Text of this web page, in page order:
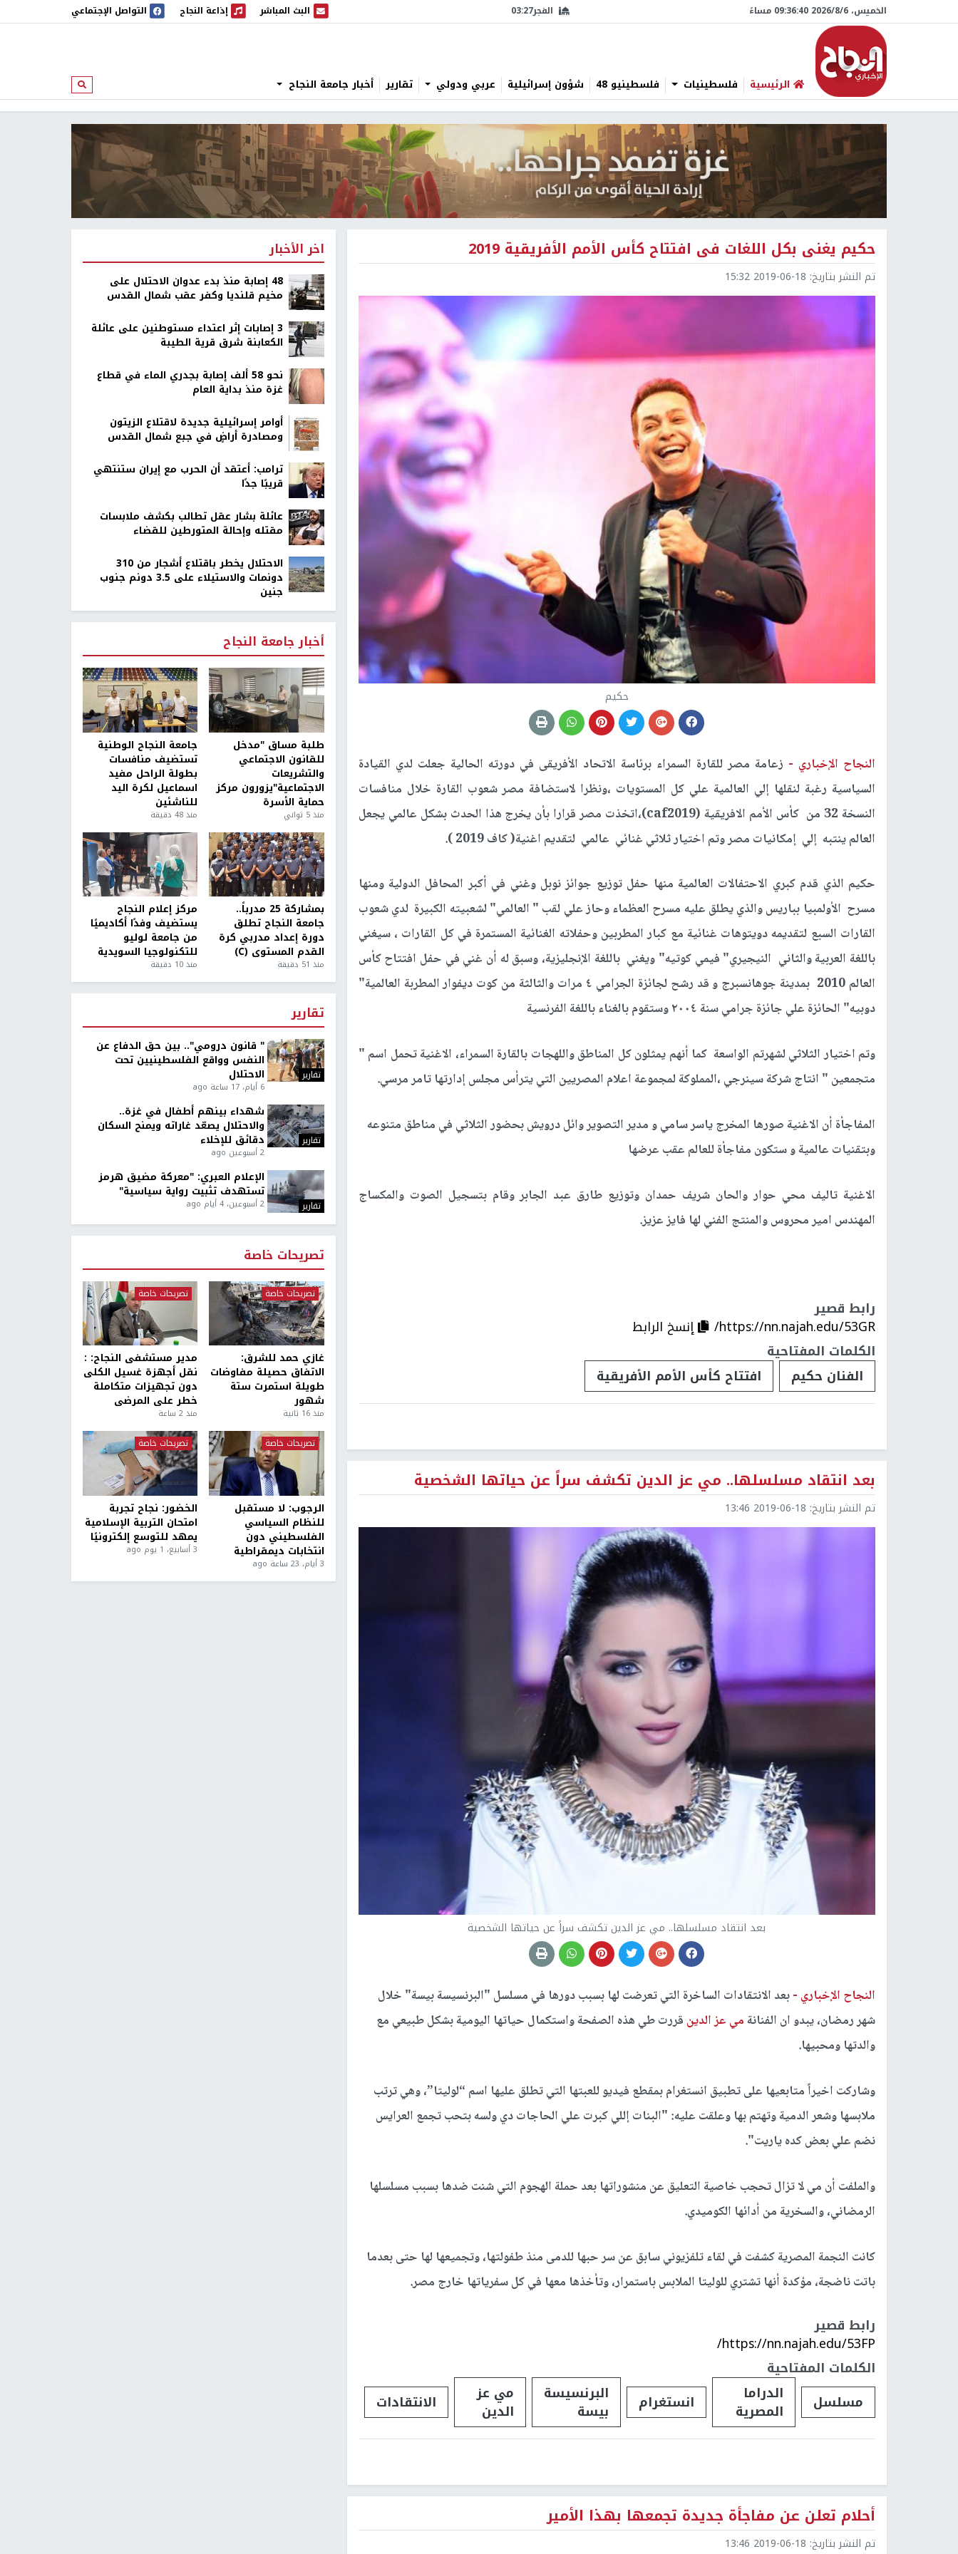
الخميس، 6/‏8/‏2026 09:36:42 مساءً الفجر03:27 البث المباشر
البث المباشر إذاعة النجاح
إذاعة النجاح التواصل الإجتماعي
الرئيسية فلسطينيات فلسطينيو 48 شؤون إسرائيلية عربي ودولي تقارير أخبار جامعة النجاح ابحث
حكيم يغنى بكل اللغات فى افتتاح كأس الأمم الأفريقية 2019
تم النشر بتاريخ: 2019-06-18 15:32
حكيم
النجاح الإخباري - زعامة مصر للقارة السمراء برئاسة الاتحاد الأفريقى في دورته الحالية جعلت لدي القيادة
السياسية رغبة لنقلها إلي العالمية علي كل المستويات ،ونظرا لاستضافة مصر شعوب القارة خلال منافسات
النسخة 32 من كأس الأمم الافريقية (
caf2019)،اتخذت مصر قرارا بأن يخرج هذا الحدث بشكل عالمي يجعل
العالم ينتبه إلي إمكانيات مصر وتم اختيار ثلاثي غنائي عالمي لتقديم اغنية( كاف 2019 ).
حكيم الذي قدم كبري الاحتفالات العالمية منها حفل توزيع جوائز نوبل وغني في أكبر المحافل الدولية ومنها
مسرح الأولمبيا بباريس والذي يطلق عليه مسرح العظماء وحاز علي لقب " العالمي" لشعبيته الكبيرة لدي شعوب
القارات السبع لتقديمه دويتوهات غنائية مع كبار المطربين وحفلاته الغنائية المستمرة في كل القارات ، سيغني
باللغة العربية والثاني النيجيري" فيمي كوتيه" ويغني باللغة الإنجليزية، وسبق له أن غني في حفل افتتاح كأس
العالم 2010 بمدينة جوهانسبرج و قد رشح لجائزة الجرامي ٤ مرات والثالثة من كوت ديفوار المطربة العالمية"
دوبيه" الحائزة علي جائزة جرامي سنة ٢٠٠٤ وستقوم بالغناء باللغة الفرنسية
وتم اختيار الثلاثي لشهرتم الواسعة كما أنهم يمثلون كل المناطق واللهجات بالقارة السمراء، الاغنية تحمل اسم "
متجمعين " انتاج شركة سينرجي ،المملوكة لمجموعة اعلام المصريين التي يترأس مجلس إدارتها تامر مرسي.
المفاجأة أن الاغنية صورها المخرج ياسر سامي و مدير التصوير وائل درويش بحضور الثلاثي في مناطق متنوعه
وبتقنيات عالمية و ستكون مفاجأة للعالم عقب عرضها
الاغنية تاليف محي حوار والحان شريف حمدان وتوزيع طارق عبد الجابر وقام بتسجيل الصوت والمكساج
المهندس امير محروس والمنتج الفني لها فايز عزيز.
رابط قصير
https://nn.najah.edu/53GR/
إنسخ الرابط
الكلمات المفتاحية
الفنان حكيم
افتتاح كأس الأمم الأفريقية
بعد انتقاد مسلسلها.. مي عز الدين تكشف سراً عن حياتها الشخصية
تم النشر بتاريخ: 2019-06-18 13:46
بعد انتقاد مسلسلها.. مي عز الدين تكشف سراً عن حياتها الشخصية
النجاح الإخباري -بعد الانتقادات الساخرة التي تعرضت لها بسبب دورها في مسلسل "البرنسيسة بيسة" خلال
شهر رمضان، يبدو ان الفنانةمي عز الدين قررت طي هذه الصفحة واستكمال حياتها اليومية بشكل طبيعي مع
والدتها ومحبيها.
وشاركت اخيراً متابعيها على تطبيق انستغرام بمقطع فيديو للعبتها التي تطلق عليها اسم “لوليتا”، وهي ترتب
ملابسها وشعر الدمية وتهتم بها وعلقت عليه: "البنات إللي كبرت علي الحاجات دي ولسه بتحب تجمع العرايس
نضم علي بعض كده ياريت".
والملفت أن مي لا تزال تحجب خاصية التعليق عن منشوراتها بعد حملة الهجوم التي شنت ضدها بسبب مسلسلها
الرمضاني، والسخرية من أدائها الكوميدي.
كانت النجمة المصرية كشفت في لقاء تلفزيوني سابق عن سر حبها للدمى منذ طفولتها، وتجميعها لها حتى بعدما
باتت ناضجة، مؤكدة أنها تشتري للوليتا الملابس باستمرار، وتأخذها معها في كل سفرياتها خارج مصر.
رابط قصير
https://nn.najah.edu/53FP/
الكلمات المفتاحية
مسلسل
الدراما
المصرية انستغرام البرنسيسة
بيسة
مي عز
الدين الانتقادات
أحلام تعلن عن مفاجأة جديدة تجمعها بهذا الأمير
تم النشر بتاريخ: 2019-06-18 13:46
اخر الأخبار
48 إصابة منذ بدء عدوان الاحتلال على
مخيم قلنديا وكفر عقب شمال القدس
‏3 إصابات إثر اعتداء مستوطنين على عائلة
الكعابنة شرق قرية الطيبة
نحو 58 ألف إصابة بجدري الماء في قطاع
غزة منذ بداية العام
أوامر إسرائيلية جديدة لاقتلاع الزيتون
ومصادرة أراضٍ في جبع شمال القدس
ترامب: أعتقد أن الحرب مع إيران ستنتهي
قريبًا جدًا
عائلة بشار عقل تطالب بكشف ملابسات
مقتله وإحالة المتورطين للقضاء
الاحتلال يخطر باقتلاع أشجار من 310
دونمات والاستيلاء على 3.5 دونم جنوب
جنين
أخبار جامعة النجاح
طلبة مساق "مدخل
للقانون الاجتماعي
والتشريعات
الاجتماعية"يزورون مركز
حماية الأسرة
منذ 5 ثواني
جامعة النجاح الوطنية
تستضيف منافسات
بطولة الراحل مفيد
اسماعيل لكرة اليد
للناشئين
منذ 48 دقيقة
بمشاركة 25 مدرباً..
جامعة النجاح تطلق
دورة إعداد مدربي كرة
القدم المستوى (C)
منذ 51 دقيقة
مركز إعلام النجاح
يستضيف وفدًا أكاديميًا
من جامعة لوليو
للتكنولوجيا السويدية
منذ 10 دقيقة
تقارير
تقارير
" قانون درومي".. بين حق الدفاع عن
النفس وواقع الفلسطينيين تحت
الاحتلال
6 أيام، 17 ساعة ago
تقارير
شهداء بينهم أطفال في غزة..
والاحتلال يصعّد غاراته ويمنح السكان
دقائق للإخلاء
2 أسبوعين ago
تقارير
الإعلام العبري: "معركة مضيق هرمز
تستهدف تثبيت رواية سياسية"
2 أسبوعين، 4 أيام ago
تصريحات خاصة
تصريحات خاصة
غازي حمد للشرق:
الاتفاق حصيلة مفاوضات
طويلة استمرت ستة
شهور
منذ 16 ثانية
تصريحات خاصة
مدير مستشفى النجاح: :
نقل أجهزة غسيل الكلى
دون تجهيزات متكاملة
خطر على المرضى
منذ 2 ساعة
تصريحات خاصة
الرجوب: لا مستقبل
للنظام السياسي
الفلسطيني دون
انتخابات ديمقراطية
3 أيام، 23 ساعة ago
تصريحات خاصة
الخضور: نجاح تجربة
امتحان التربية الإسلامية
يمهد للتوسع إلكترونيًا
3 أسابيع، 1 يوم ago